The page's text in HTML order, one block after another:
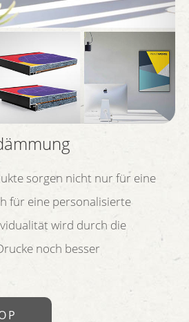
sorgen nicht nur für eine
für eine personalisierte
wird durch die
noch besser